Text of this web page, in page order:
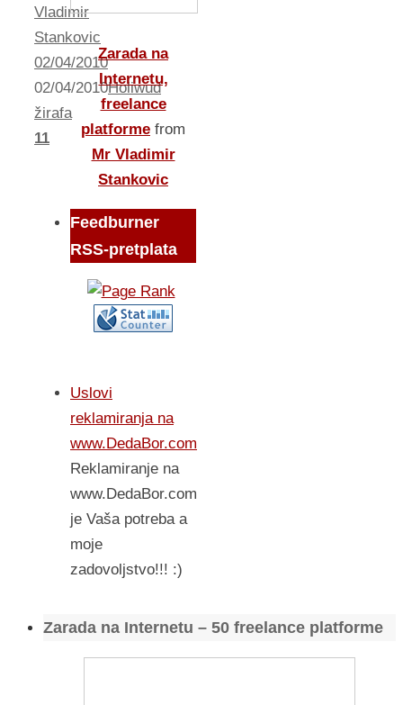
Vladimir
Stankovic
02/04/2010
02/04/2010Holiwud
žirafa
11
Zarada na
Internetu,
freelance
platforme from
Mr Vladimir
Stankovic
Feedburner
RSS-pretplata
Uslovi
reklamiranja na
www.DedaBor.com
Reklamiranje na
www.DedaBor.com
je Vaša potreba a
moje
zadovoljstvo!!! :)
Zarada na Internetu – 50 freelance platforme